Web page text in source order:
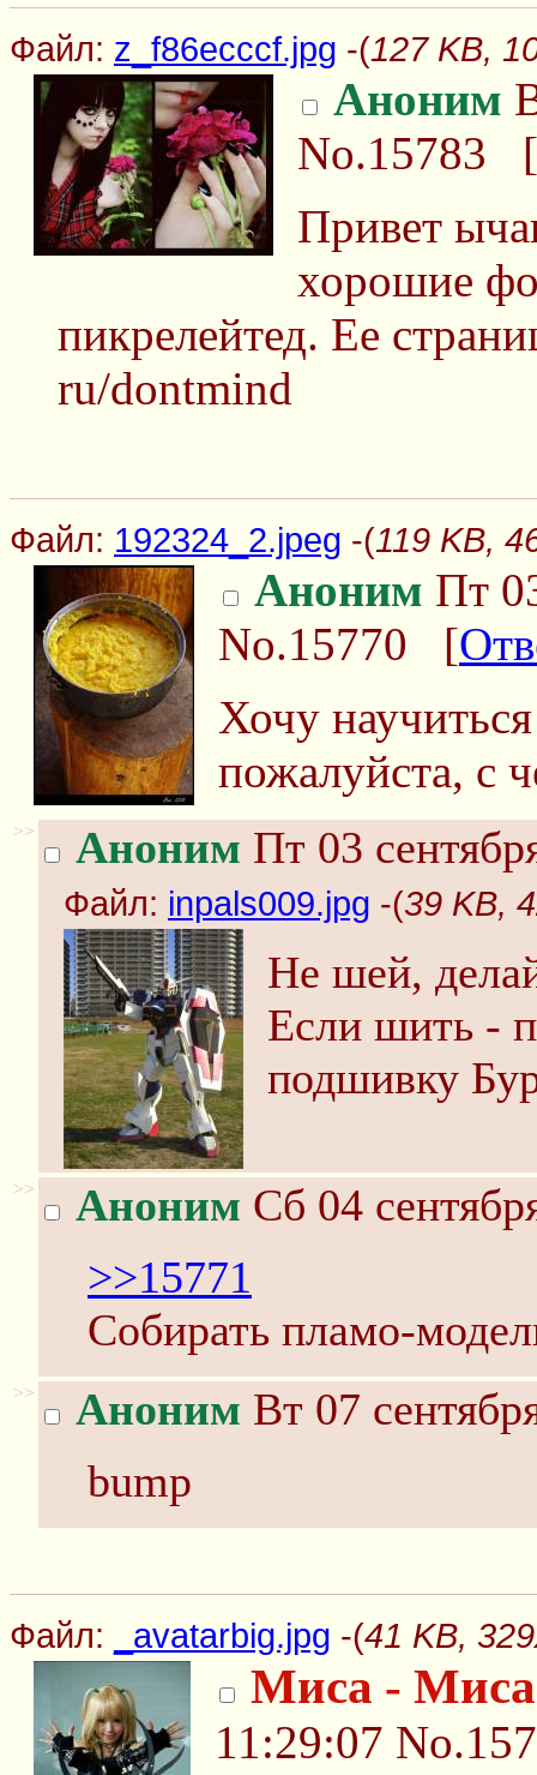
Файл: z_f86ecccf.jpg -(127 KB,
Аноним
No.15783 [
Привет
хорошие
пикрелейтед. Ее
ru/dontmind
Файл: 192324_2.jpeg -(119 KB,
Аноним Пт
No.15770 [
Хочу
пожалуйста, с
>> Аноним Пт 03
Файл: inpals009.jpg -(39 KB,
Не шей,
Если шить -
подшивку
>> Аноним Сб 04
>>15771
Собирать пламо-
>> Аноним Вт 07
bump
Файл: _avatarbig.jpg -(41 KB,
Миса - Миса
11:29:07